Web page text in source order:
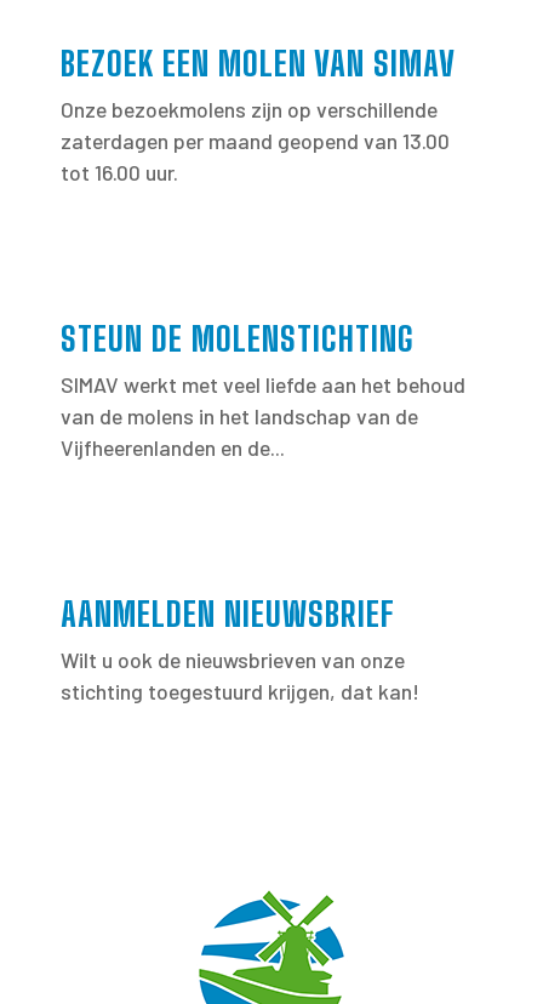
BEZOEK EEN MOLEN VAN SIMAV
Onze bezoekmolens zijn op verschillende
zaterdagen per maand geopend van 13.00
tot 16.00 uur.
STEUN DE MOLENSTICHTING
SIMAV werkt met veel liefde aan het behoud
van de molens in het landschap van de
Vijfheerenlanden en de...
AANMELDEN NIEUWSBRIEF
Wilt u ook de nieuwsbrieven van onze
stichting toegestuurd krijgen, dat kan!